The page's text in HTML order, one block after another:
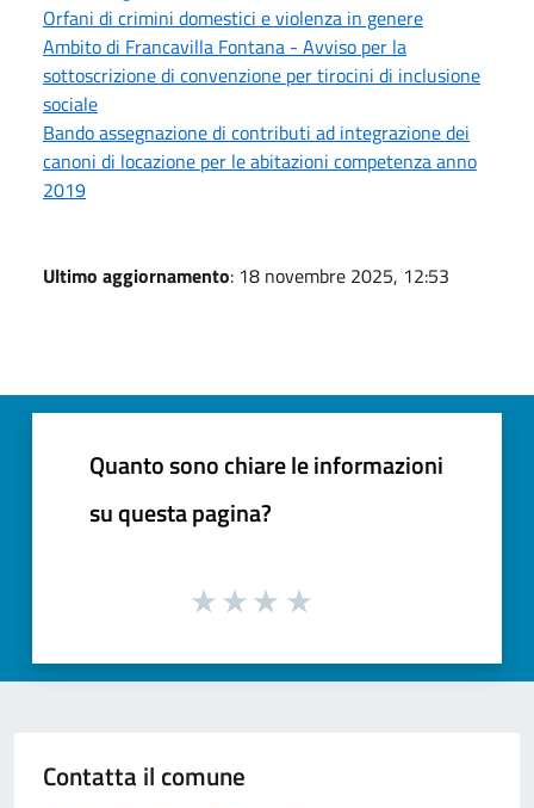
Orfani di crimini domestici e violenza in genere
Ambito di Francavilla Fontana - Avviso per la
sottoscrizione di convenzione per tirocini di inclusione
sociale
Bando assegnazione di contributi ad integrazione dei
canoni di locazione per le abitazioni competenza anno
2019
Ultimo aggiornamento: 18 novembre 2025, 12:53
Quanto sono chiare le informazioni
su questa pagina?
Contatta il comune